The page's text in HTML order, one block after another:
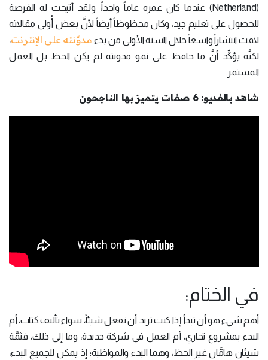
(Netherland) عندما كان عمره عاماً واحداً، ولقد أتيحت له الفرصة
للحصول على تعليم جيد، وكان محظوظاً أيضاً لأنَّ بعض أُولى مقالاته
لاقت انتشاراً واسعاً خلال السنة الأولى من بدء مدوَّنته على الإنترنت،
لكنَّه يؤكِّد أنَّ ما حافظ على نمو مدونته لم يكن الحظ بل العمل
المستمر.
شاهد بالفديو: 6 صفات يتميز بها الناجحون
في الختام:
أهم شيء هو أن تبدأ إذا كنت تريد أن تفعل شيئاً، سواء تأليف كتاب، أم
البدء بمشروع تجاري، أم العمل في شركة جديدة، وما إلى ذلك، فثمَّة
شيئان هامَّان غير الحظ، وهما البدء والمواظبة؛ إذ يمكن للجميع البدء،